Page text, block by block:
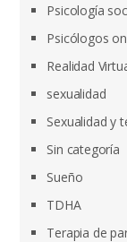
Psicología
Psicólogos
Realidad
sexualidad
Sexualidad y
Sin categoría
Sueño
TDHA
Terapia de